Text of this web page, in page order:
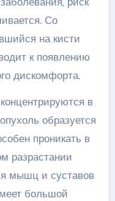
Со
на кисти
к появлению
дискомфорта.
в
образуется
проникать в
разрастании
мышц и суставов
большой